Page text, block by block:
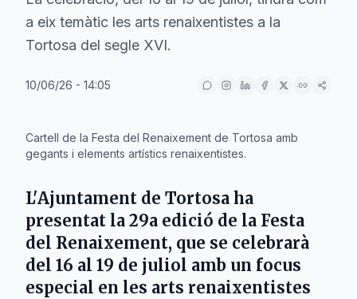
a eix temàtic les arts renaixentistes a la
Tortosa del segle XVI.
10/06/26 - 14:05
Cartell de la Festa del Renaixement de Tortosa amb
gegants i elements artístics renaixentistes.
L'Ajuntament de Tortosa ha
presentat la 29a edició de la Festa
del Renaixement, que se celebrarà
del 16 al 19 de juliol amb un focus
especial en les arts renaixentistes